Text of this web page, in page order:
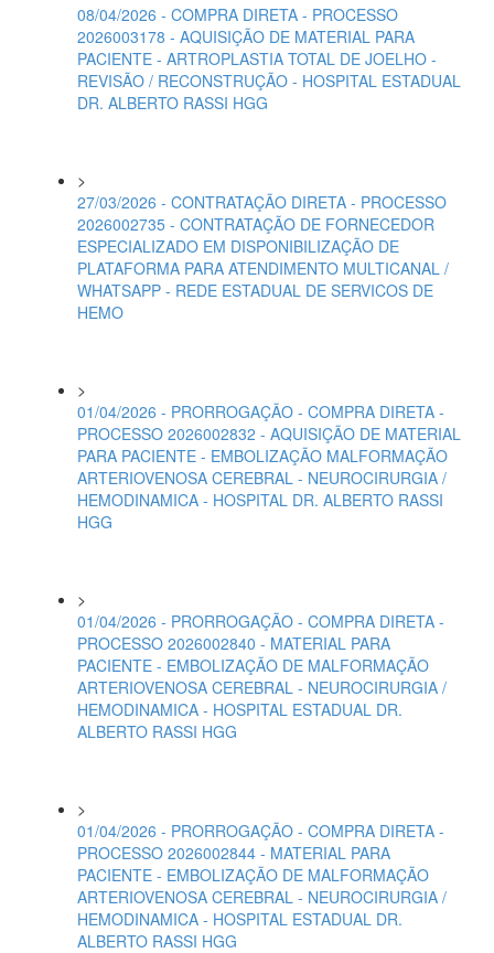
08/04/2026 - COMPRA DIRETA - PROCESSO
2026003178 - AQUISIÇÃO DE MATERIAL PARA
PACIENTE - ARTROPLASTIA TOTAL DE JOELHO -
REVISÃO / RECONSTRUÇÃO - HOSPITAL ESTADUAL
DR. ALBERTO RASSI HGG
>
27/03/2026 - CONTRATAÇÃO DIRETA - PROCESSO
2026002735 - CONTRATAÇÃO DE FORNECEDOR
ESPECIALIZADO EM DISPONIBILIZAÇÃO DE
PLATAFORMA PARA ATENDIMENTO MULTICANAL /
WHATSAPP - REDE ESTADUAL DE SERVICOS DE
HEMO
>
01/04/2026 - PRORROGAÇÃO - COMPRA DIRETA -
PROCESSO 2026002832 - AQUISIÇÃO DE MATERIAL
PARA PACIENTE - EMBOLIZAÇÃO MALFORMAÇÃO
ARTERIOVENOSA CEREBRAL - NEUROCIRURGIA /
HEMODINAMICA - HOSPITAL DR. ALBERTO RASSI
HGG
>
01/04/2026 - PRORROGAÇÃO - COMPRA DIRETA -
PROCESSO 2026002840 - MATERIAL PARA
PACIENTE - EMBOLIZAÇÃO DE MALFORMAÇÃO
ARTERIOVENOSA CEREBRAL - NEUROCIRURGIA /
HEMODINAMICA - HOSPITAL ESTADUAL DR.
ALBERTO RASSI HGG
>
01/04/2026 - PRORROGAÇÃO - COMPRA DIRETA -
PROCESSO 2026002844 - MATERIAL PARA
PACIENTE - EMBOLIZAÇÃO DE MALFORMAÇÃO
ARTERIOVENOSA CEREBRAL - NEUROCIRURGIA /
HEMODINAMICA - HOSPITAL ESTADUAL DR.
ALBERTO RASSI HGG